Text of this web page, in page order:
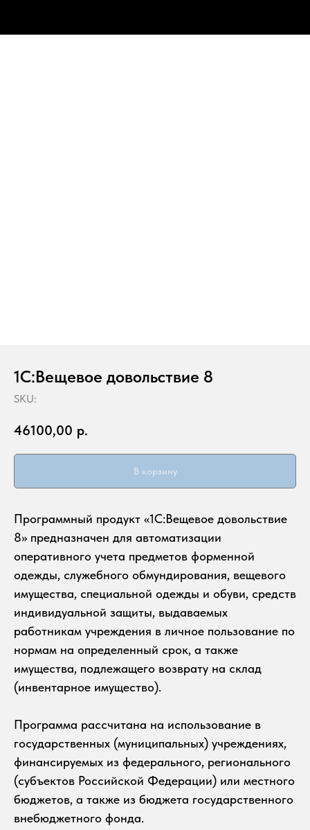
1С:Вещевое довольствие 8
SKU:
46100,00 р.
В корзину
Программный продукт «1С:Вещевое довольствие
8» предназначен для автоматизации
оперативного учета предметов форменной
одежды, служебного обмундирования, вещевого
имущества, специальной одежды и обуви, средств
индивидуальной защиты, выдаваемых
работникам учреждения в личное пользование по
нормам на определенный срок, а также
имущества, подлежащего возврату на склад
(инвентарное имущество).
Программа рассчитана на использование в
государственных (муниципальных) учреждениях,
финансируемых из федерального, регионального
(субъектов Российской Федерации) или местного
бюджетов, а также из бюджета государственного
внебюджетного фонда.